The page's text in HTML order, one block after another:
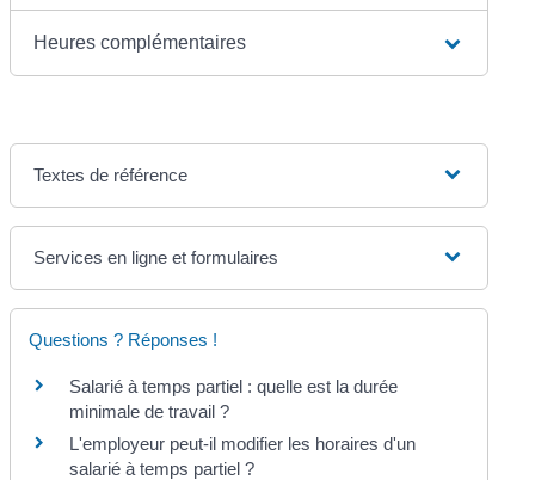
Heures complémentaires
Textes de référence
Services en ligne et formulaires
Questions ? Réponses !
Salarié à temps partiel : quelle est la durée
minimale de travail ?
L'employeur peut-il modifier les horaires d'un
salarié à temps partiel ?